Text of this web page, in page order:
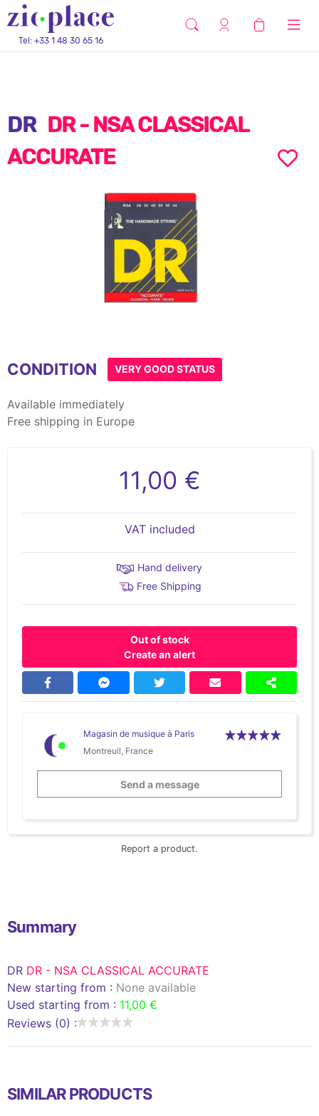
Tel: +33 1 48 30 65 16
DR DR - NSA CLASSICAL
ACCURATE
CONDITION VERY GOOD STATUS
Available immediately
Free shipping in Europe
11,00 €
VAT included
Hand delivery
Free Shipping
Out of stock
Create an alert
Magasin de musique à Paris
Montreuil, France
Send a message
Report a product.
Summary
DR DR - NSA CLASSICAL ACCURATE
New starting from : None available
Used starting from : 11,00 €
Reviews (0) :
SIMILAR PRODUCTS